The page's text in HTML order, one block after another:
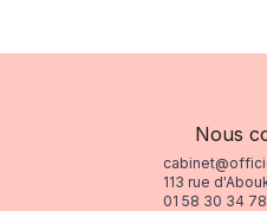
Nous
113 rue
01 58 30 34 78